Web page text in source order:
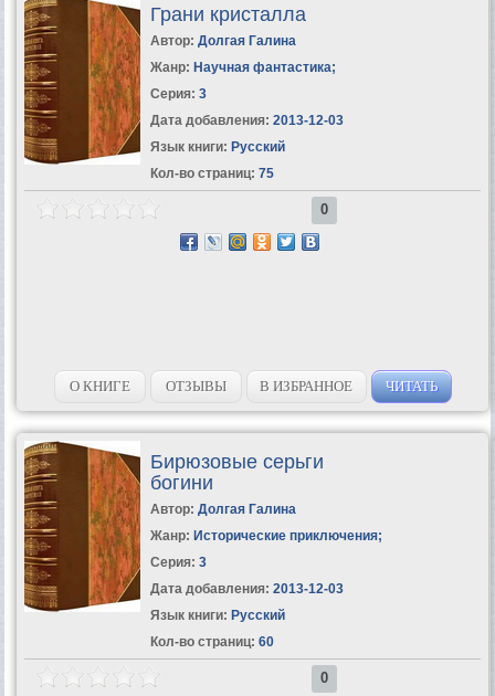
Грани кристалла
Автор: Долгая Галина
Жанр: Научная фантастика;
Серия: 3
Дата добавления: 2013-12-03
Язык книги: Русский
Кол-во страниц: 75
0
О КНИГЕ ОТЗЫВЫ В ИЗБРАННОЕ ЧИТАТЬ
Бирюзовые серьги
богини
Автор: Долгая Галина
Жанр: Исторические приключения;
Серия: 3
Дата добавления: 2013-12-03
Язык книги: Русский
Кол-во страниц: 60
0